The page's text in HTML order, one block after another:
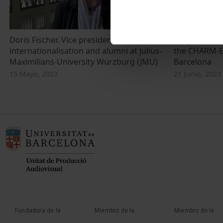
Doris Fischer. Vice president for
internationalisation and alumni at Julius-
Maximilians-University Würzburg (JMU)
15 Mayo, 2023
the
Barcelona
21 Junio, 2023
Fundadora de la Miembro de la Miembro de la